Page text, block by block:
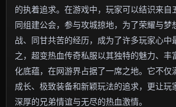
的执着追求。在游戏中，玩家可以结识来自
同组建公会，参与攻城掠地，为了荣耀与梦
战、同甘共苦的经历，成为了许多玩家心中
之，超变热血传奇私服以其独特的魅力、丰
化底蕴，在网游界占据了一席之地。它不仅
成长、极致装备和新颖玩法的追求，更让玩
深厚的兄弟情谊与无尽的热血激情。